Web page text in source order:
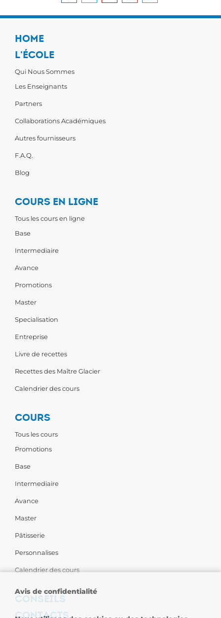
HOME
L'ÉCOLE
Qui Nous Sommes
Les Enseignants
Partners
Collaborations Académiques
Autres fournisseurs
F.A.Q.
Blog
COURS EN LIGNE
Tous les cours en ligne
Base
Intermediaire
Avance
Promotions
Master
Specialisation
Entreprise
Livre de recettes
Recettes des Maître Glacier
Calendrier des cours
COURS
Tous les cours
Promotions
Base
Intermediaire
Avance
Master
Pâtisserie
Personnalises
Calendrier des cours
CONSEILS
CONTACTS
Avis de confidentialité